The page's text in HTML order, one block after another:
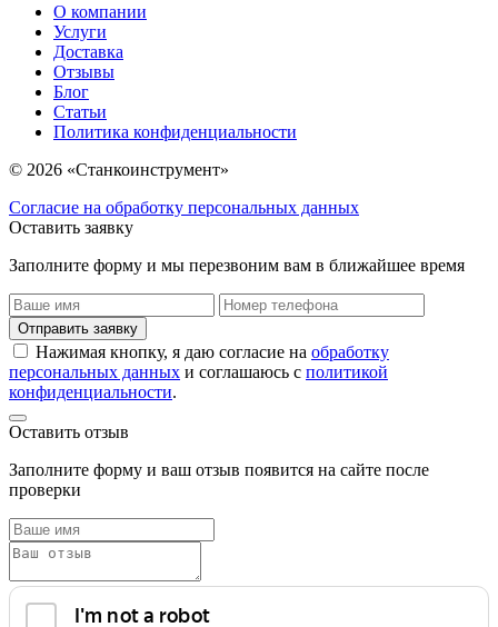
О компании
Услуги
Доставка
Отзывы
Блог
Статьи
Политика конфиденциальности
© 2026 «Станкоинструмент»
Согласие на обработку персональных данных
Оставить заявку
Заполните форму и мы перезвоним вам в ближайшее время
Отправить заявку
Нажимая кнопку, я даю согласие на обработку
персональных данных и соглашаюсь с политикой
конфиденциальности.
Оставить отзыв
Заполните форму и ваш отзыв появится на сайте после
проверки